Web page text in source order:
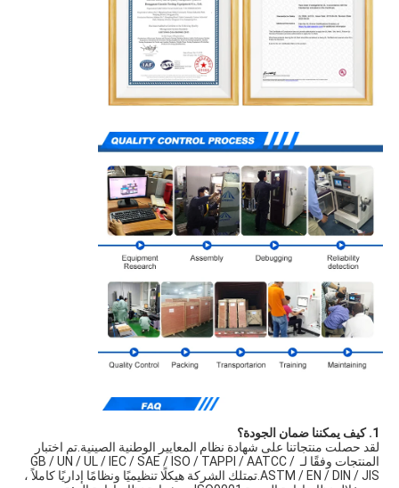
1. كيف يمكننا ضمان الجودة؟
المنتجات وفقًا لـ GB / UN / UL / IEC / SAE / ISO / TAPPI / AATCC /